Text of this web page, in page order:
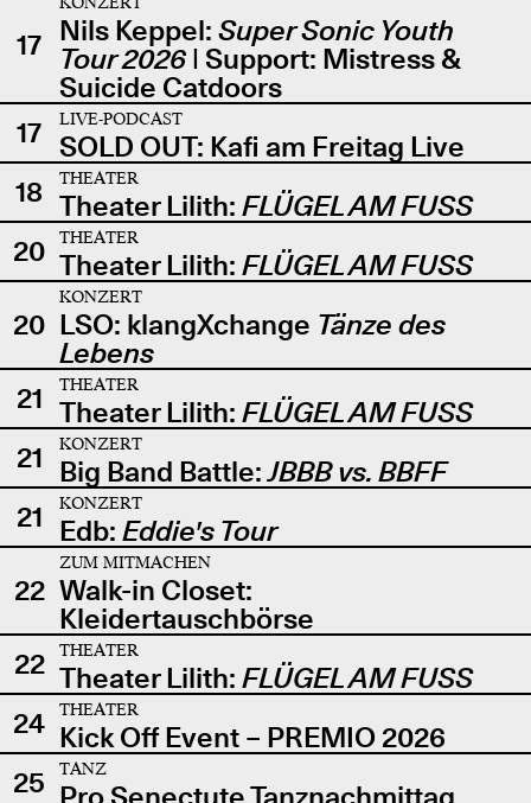
17 Nils Keppel: Super Sonic Youth
Tour 2026| Support: Mistress &
Suicide Catdoors
17
LIVE-PODCAST
SOLD OUT: Kafi am Freitag Live
18
THEATER
Theater Lilith: FLÜGEL AM FUSS
20
THEATER
Theater Lilith: FLÜGEL AM FUSS
20
KONZERT
LSO: klangXchange Tänze des
Lebens
21
THEATER
Theater Lilith: FLÜGEL AM FUSS
21
KONZERT
Big Band Battle:JBBB vs. BBFF
21
KONZERT
Edb: Eddie's Tour
22
ZUM MITMACHEN
Walk-in Closet:
Kleidertauschbörse
22
THEATER
Theater Lilith: FLÜGEL AM FUSS
24
THEATER
Kick Off Event – PREMIO 2026
25
TANZ